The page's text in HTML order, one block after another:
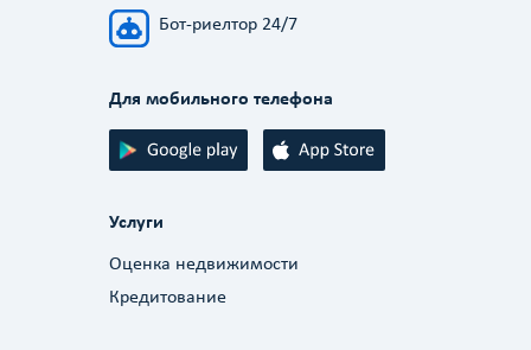
Бот-риелтор 24/7
Для мобильного телефона
Услуги
Оценка недвижимости
Кредитование